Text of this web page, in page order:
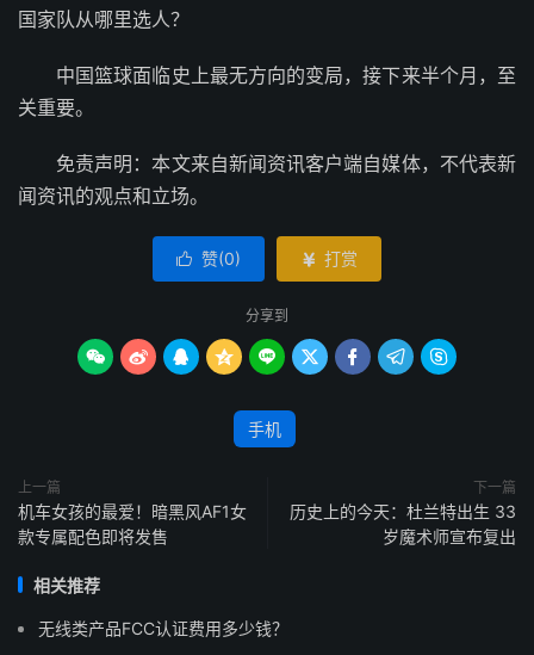
国家队从哪里选人？
中国篮球面临史上最无方向的变局，接下来半个月，至
关重要。
免责声明：本文来自新闻资讯客户端自媒体，不代表新
闻资讯的观点和立场。
 赞(0)  打赏
分享到
        
手机
上一篇
机车女孩的最爱！暗黑风AF1女
款专属配色即将发售
下一篇
历史上的今天：杜兰特出生 33
岁魔术师宣布复出
相关推荐
无线类产品FCC认证费用多少钱？